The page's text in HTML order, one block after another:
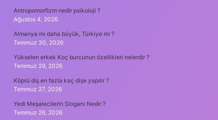
Antropomorfizm nedir psikoloji ?
Ağustos 4, 2026
Almanya mı daha büyük, Türkiye mi ?
Temmuz 30, 2026
Yükselen erkek Koç burcunun özellikleri nelerdir ?
Temmuz 29, 2026
Köprü diş en fazla kaç dişe yapılır ?
Temmuz 27, 2026
Yedi Meşalecilerin Sloganı Nedir ?
Temmuz 26, 2026